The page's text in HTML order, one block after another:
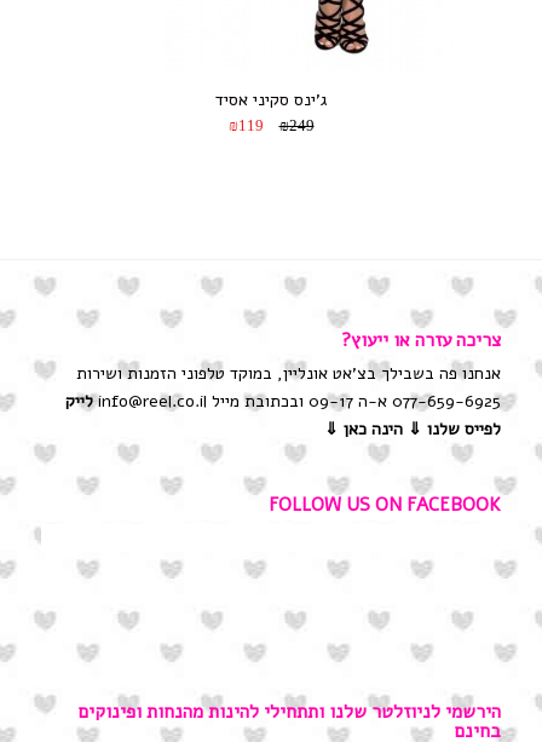
ג’ינס סקיני אסיד
₪249
₪119
צריכה עזרה או ייעוץ?
אנחנו פה בשבילך בצ'אט אונליין, במוקד טלפוני הזמנות ושירות
077-659-6925 א-ה 09-17 ובכתובת מייל info@reel.co.il
לייק
לפייס שלנו ⇓ הינה כאן ⇓
FOLLOW US ON FACEBOOK
הירשמי לניוזלטר שלנו ותתחילי להינות מהנחות ופינוקים
בחינם